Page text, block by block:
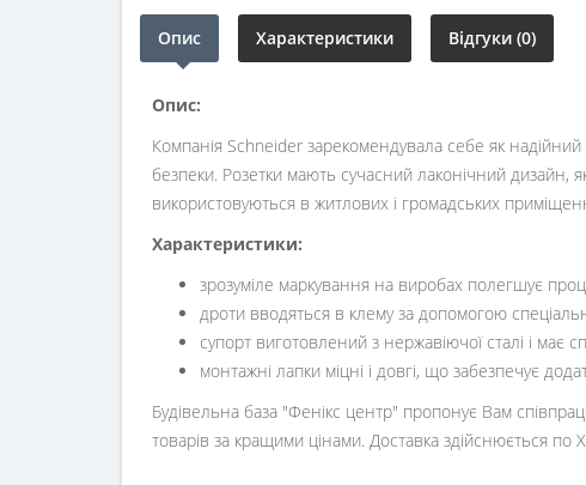
Опис Характеристики Відгуки (0)
Опис:
Компанія Schneider зарекомендувала себе як
безпеки. Розетки мають сучасний лаконічний дизайн,
використовуються в житлових і громадських
Характеристики:
зрозуміле маркування на виробах полегшує
дроти вводяться в клему за допомогою
супорт виготовлений з нержавіючої сталі і має
монтажні лапки міцні і довгі, що забезпечує
Будівельна база "Фенікс центр" пропонує Вам
товарів за кращими цінами. Доставка здійснюється по